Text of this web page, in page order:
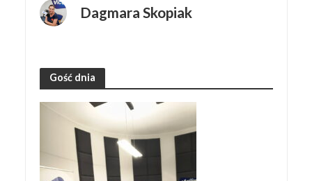
Dagmara Skopiak
Gość dnia